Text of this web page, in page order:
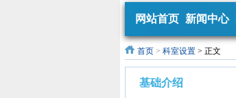
网站首页 新闻中心
三坚三守
专栏
“医药领域
首页 > 科室设置 > 正文
基础介绍